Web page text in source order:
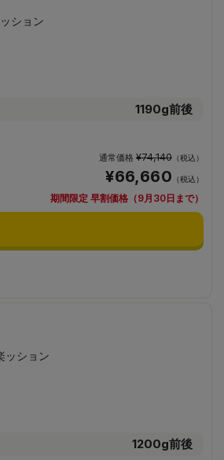
1190g前後
通常価格 ¥74,140 （税込）
¥66,660 （税込）
期間限定 早割価格（9月30日まで）
1200g前後